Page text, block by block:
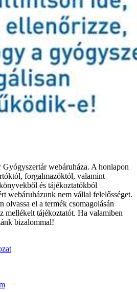
webáruháza. A honlapon
forgalmazóktól, valamint
és tájékoztatókból
webáruházunk nem vállal felelősséget.
olvassa el a termék csomagolásán
mellékelt tájékoztatót. Ha valamiben
bizalommal!